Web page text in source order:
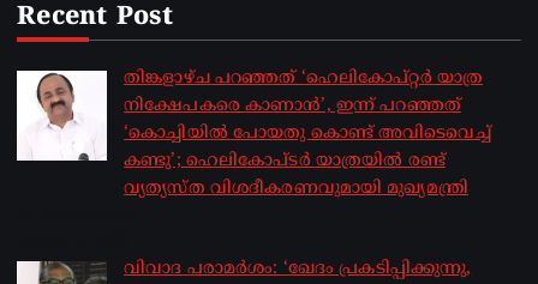
Recent Post
തിങ്കളാഴ്ച പറഞ്ഞത് ‘ഹെലികോപ്റ്റർ യാത്ര
നിക്ഷേപകരെ കാണാൻ’, ഇന്ന് പറഞ്ഞത്
‘കൊച്ചിയിൽ പോയതു കൊണ്ട് അവിടെവെച്ച്
കണ്ടു’; ഹെലികോപ്ടർ യാത്രയിൽ രണ്ട്
വ്യത്യസ്ത വിശദീകരണവുമായി മുഖ്യമന്ത്രി
വിവാദ പരാമർശം: ‘ഖേദം പ്രകടിപ്പിക്കുന്നു,